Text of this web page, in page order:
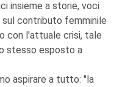
insieme a storie, voci
sul contributo femminile
con l'attuale crisi, tale
stesso esposto a
aspirare a tutto: "la